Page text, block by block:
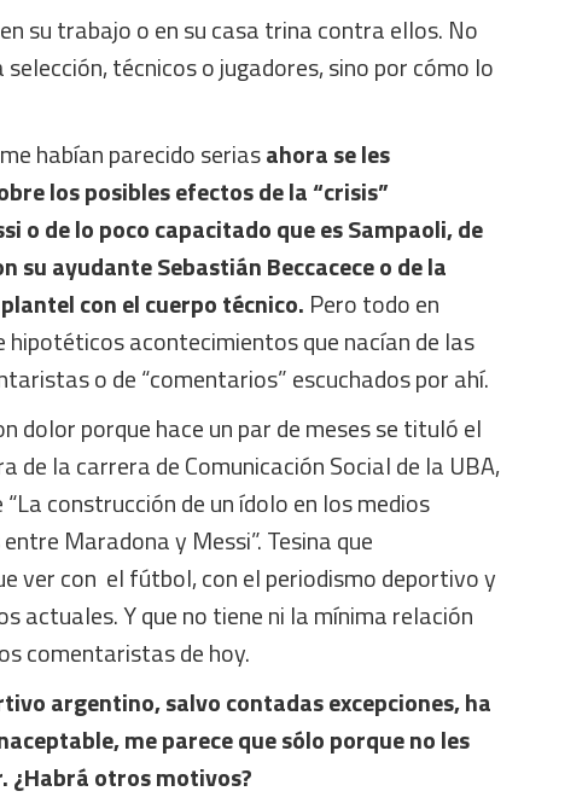
su trabajo o en su casa trina contra ellos. No
técnicos o jugadores, sino por cómo lo
habían parecido seriasahora se les
los posibles efectos de la “crisis”
o de lo poco capacitado que es Sampaoli, de
su ayudanteSebastián Beccaceceo de la
con el cuerpo técnico. Pero todo en
hipotéticos acontecimientos que nacían de las
o de “comentarios” escuchados por ahí.
dolor porque hace un par de meses se tituló el
de la carrera de Comunicación Social de la UBA,
construcción de un ídolo en los medios
Maradona y Messi”. Tesina que
ver con el fútbol, con el periodismo deportivo y
actuales. Y que no tiene ni la mínima relación
comentaristas de hoy.
argentino, salvo contadas excepciones, ha
me parece que sólo porque no les
¿Habrá otros motivos?